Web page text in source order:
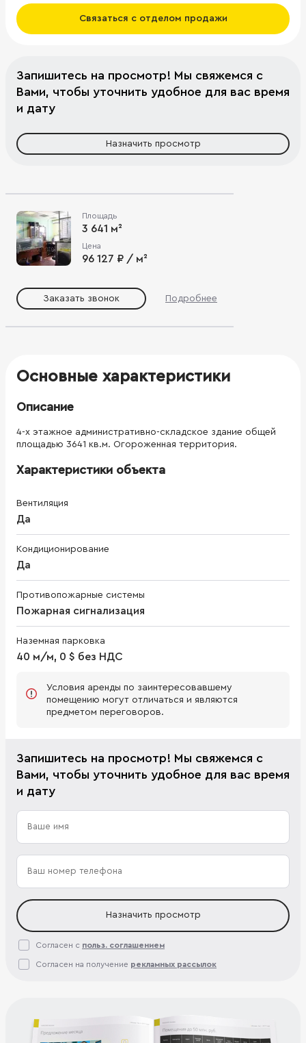
Связаться с отделом продажи
Запишитесь на просмотр! Мы свяжемся с
Вами, чтобы уточнить удобное для вас время
и дату
Назначить просмотр
Площадь
3 641 м²
Цена
96 127 ₽ / м²
Заказать звонок Подробнее
Основные характеристики
Описание
4-х этажное административно-складское здание общей
площадью 3641 кв.м. Огороженная территория.
Характеристики объекта
Вентиляция
Да
Кондиционирование
Да
Противопожарные системы
Пожарная сигнализация
Наземная парковка
40 м/м, 0 $ без НДС
Условия аренды по заинтересовавшему
помещению могут отличаться и являются
предметом переговоров.
Запишитесь на просмотр! Мы свяжемся с
Вами, чтобы уточнить удобное для вас время
и дату
Назначить просмотр
Согласен с польз. соглашением
Согласен на получение рекламных рассылок